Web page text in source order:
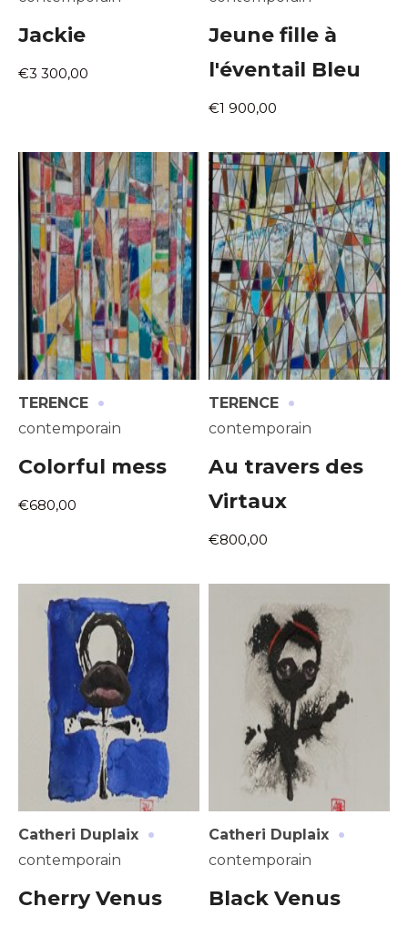
Adresse email*
Nom
Prénom
Statut / Organisation
termes et conditions
Adresse email*
Nom
Prénom
Jackie
€3 300,00
Jeune fille à
l'éventail Bleu
€1 900,00
TERENCE ·
contemporain
Colorful mess
€680,00
TERENCE ·
contemporain
Au travers des
Virtaux
€800,00
Catheri Duplaix ·
contemporain
Cherry Venus
Catheri Duplaix ·
contemporain
Black Venus